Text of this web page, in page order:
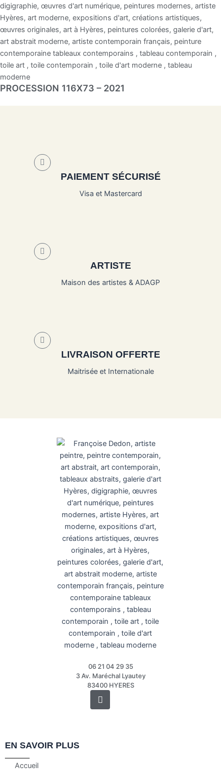
PROCESSION 116X73 – 2021
PAIEMENT SÉCURISÉ
Visa et Mastercard
ARTISTE
Maison des artistes & ADAGP
LIVRAISON OFFERTE
Maitrisée et Internationale
06 21 04 29 35
3 Av. Maréchal Lyautey
83400 HYERES
Instagram
EN SAVOIR PLUS
Accueil